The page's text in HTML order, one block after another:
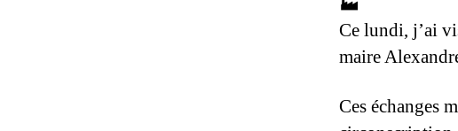
Ce lundi, j’ai
maire
Ces échanges